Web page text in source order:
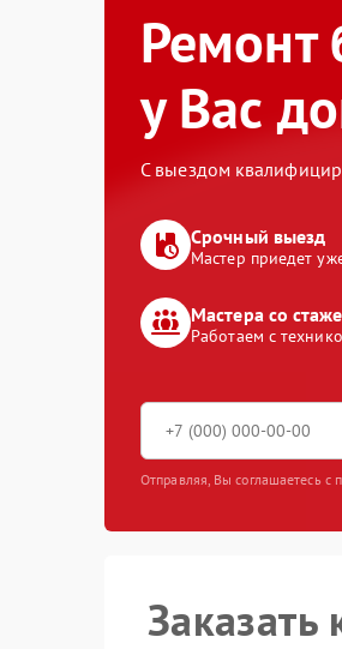
Ремонт
у Вас
С выездом
Срочный выезд
Мастер приедет
Мастера со
Работаем с
Отправляя, Вы соглашаетесь с
Заказать